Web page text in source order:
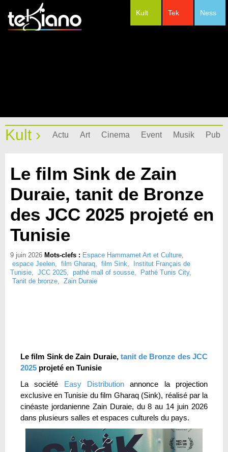
Ness
Tek
Kult
Kult › Actu Art Cinema Event Musik Pub
Le film Sink de Zain
Duraie, tanit de Bronze
des JCC 2025 projeté en
Tunisie
9 juin 2026 Mots-clefs : Espace Hammamet Art et Culture,
espace Jeelen, film Gharaq, film Sink,
Institut Français de
Tunisie, JCC 2025, pathé mall of sousse, Pathé Tunis City,
Tanit de bronze, Zain Duraie
Le film Sink de Zain Duraie, tanit de Bronze des JCC
2025 projeté en Tunisie
La société Easy Distribution annonce la projection
exclusive en Tunisie du film Gharaq (Sink), réalisé par la
cinéaste jordanienne Zain Duraie, du 8 au 14 juin 2026
dans plusieurs salles et espaces culturels du pays.